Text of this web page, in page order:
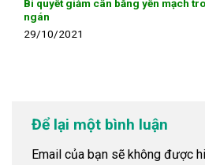
Bí quyết giảm cân bằng yến mạch
ngán
29/10/2021
Để lại một bình luận
Email của bạn sẽ không được